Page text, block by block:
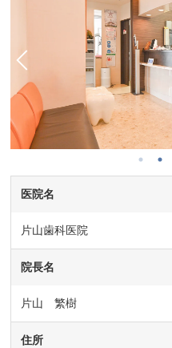
医院名
片山歯科医院
院長名
片山 繁樹
住所